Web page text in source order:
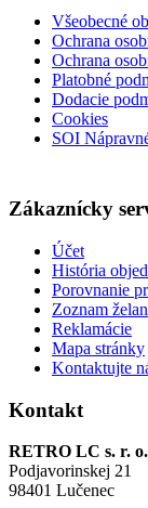
Všeobecné
Ochrana
Ochrana
Platobné
Dodacie
Cookies
SOI
Zákaznícky
Účet
História
Porovnanie
Zoznam
Reklamácie
Mapa stránky
Kontaktujte
Kontakt
RETRO LC s. r. o.
Podjavorinskej 21
98401 Lučenec